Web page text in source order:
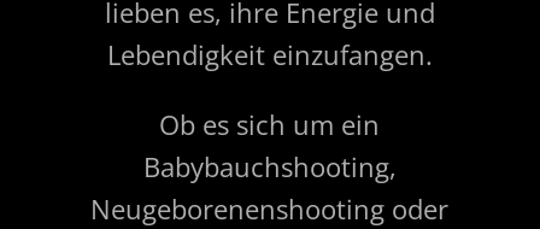
lieben es, ihre Energie und
Lebendigkeit einzufangen.
Ob es sich um ein
Babybauchshooting,
Neugeborenenshooting oder